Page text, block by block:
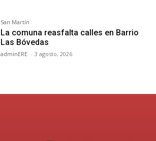
San Martín
La comuna reasfalta calles en Barrio
Las Bóvedas
adminERE - 3 agosto, 2026